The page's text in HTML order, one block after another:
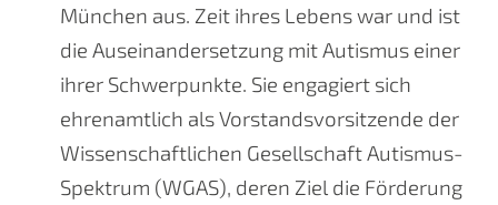
München aus. Zeit ihres Lebens war und ist
die Auseinandersetzung mit Autismus einer
ihrer Schwerpunkte. Sie engagiert sich
ehrenamtlich als Vorstandsvorsitzende der
Wissenschaftlichen Gesellschaft Autismus-
Spektrum (WGAS), deren Ziel die Förderung